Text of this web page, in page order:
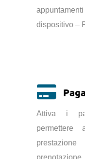
dispositivo –
Attiva i